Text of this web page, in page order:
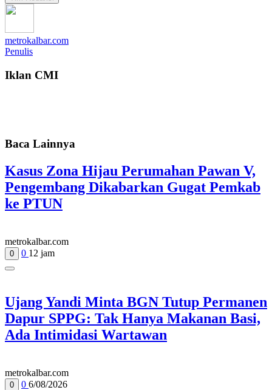
metrokalbar.com
Penulis
Iklan CMI
Baca Lainnya
Kasus Zona Hijau Perumahan Pawan V,
Pengembang Dikabarkan Gugat Pemkab
ke PTUN
metrokalbar.com
0 0 12 jam
Ujang Yandi Minta BGN Tutup Permanen
Dapur SPPG: Tak Hanya Makanan Basi,
Ada Intimidasi Wartawan
metrokalbar.com
0 0 6/08/2026